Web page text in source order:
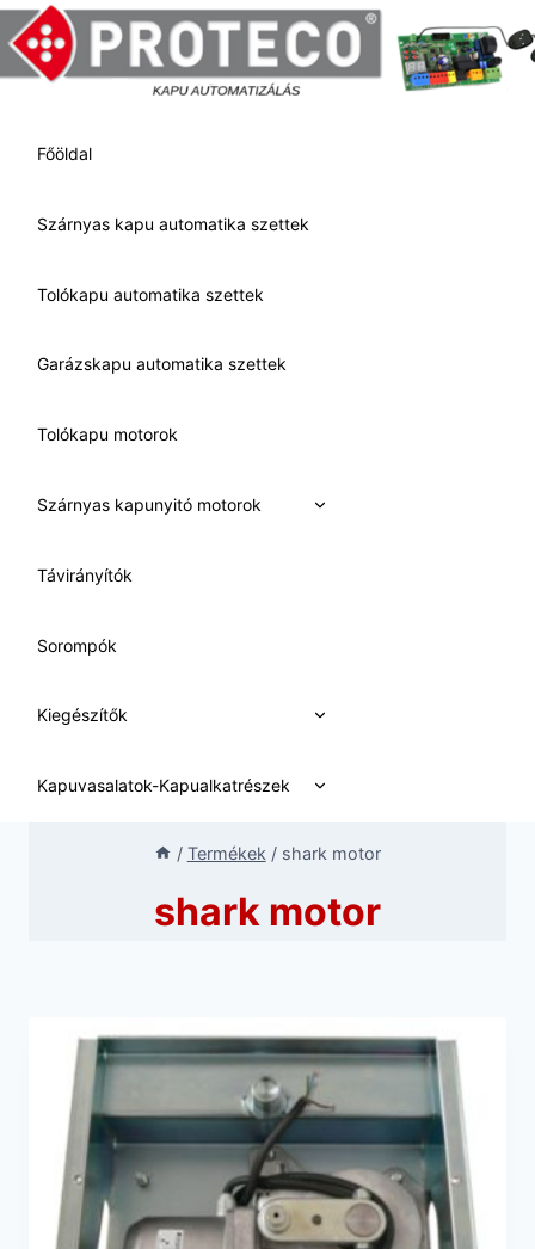
Skip
to
content
Főöldal
Szárnyas kapu automatika szettek
Tolókapu automatika szettek
Garázskapu automatika szettek
Tolókapu motorok
Szárnyas kapunyitó motorok
child
Távirányítók
Sorompók
Kiegészítők
child
Kapuvasalatok-Kapualkatrészek
child
/ Termékek / shark motor
shark motor